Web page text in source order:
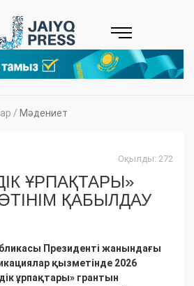
/ Мәдениет
Оқылды: 272
ҰРПАҚТАРЫ»
ҚАБЫЛДАУ
Президенті жанындағы
қызметінде 2026
ұрпақтары» грантын